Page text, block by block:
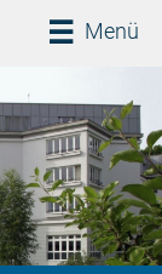
Menü
Menü